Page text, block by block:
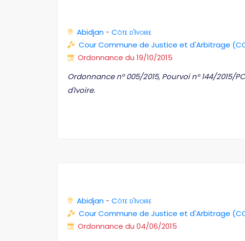
Abidjan - Côte d'Ivoire
Cour Commune de Justice et d'Arbitrage
Ordonnance du 19/10/2015
Ordonnance n° 005/2015, Pourvoi n° 144/2015/
d'Ivoire.
Abidjan - Côte d'Ivoire
Cour Commune de Justice et d'Arbitrage
Ordonnance du 04/06/2015